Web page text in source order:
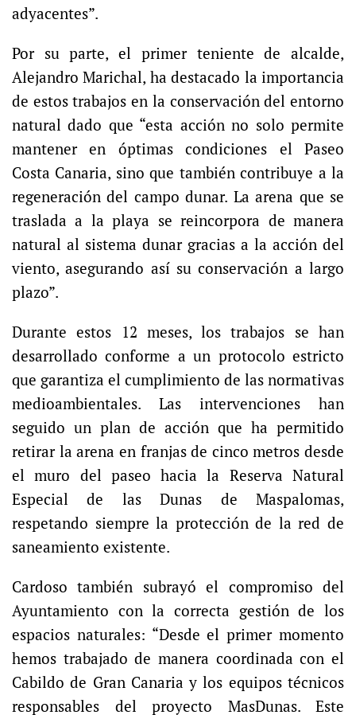
adyacentes”.
Por su parte, el primer teniente de alcalde,
Alejandro Marichal, ha destacado la importancia
de estos trabajos en la conservación del entorno
natural dado que “esta acción no solo permite
mantener en óptimas condiciones el Paseo
Costa Canaria, sino que también contribuye a la
regeneración del campo dunar. La arena que se
traslada a la playa se reincorpora de manera
natural al sistema dunar gracias a la acción del
viento, asegurando así su conservación a largo
plazo”.
Durante estos 12 meses, los trabajos se han
desarrollado conforme a un protocolo estricto
que garantiza el cumplimiento de las normativas
medioambientales. Las intervenciones han
seguido un plan de acción que ha permitido
retirar la arena en franjas de cinco metros desde
el muro del paseo hacia la Reserva Natural
Especial de las Dunas de Maspalomas,
respetando siempre la protección de la red de
saneamiento existente.
Cardoso también subrayó el compromiso del
Ayuntamiento con la correcta gestión de los
espacios naturales: “Desde el primer momento
hemos trabajado de manera coordinada con el
Cabildo de Gran Canaria y los equipos técnicos
responsables del proyecto MasDunas. Este